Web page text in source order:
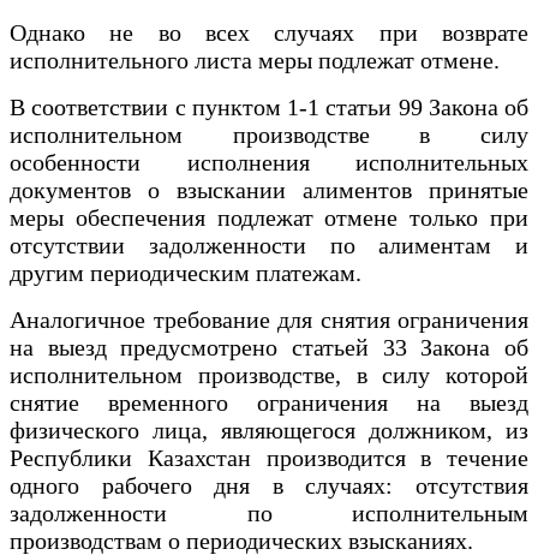
Однако не во всех случаях при возврате
исполнительного листа меры подлежат отмене.
В соответствии с пунктом 1-1 статьи 99 Закона об
исполнительном производстве в силу
особенности исполнения исполнительных
документов о взыскании алиментов принятые
меры обеспечения подлежат отмене только при
отсутствии задолженности по алиментам и
другим периодическим платежам.
Аналогичное требование для снятия ограничения
на выезд предусмотрено статьей 33 Закона об
исполнительном производстве, в силу которой
снятие временного ограничения на выезд
физического лица, являющегося должником, из
Республики Казахстан производится в течение
одного рабочего дня в случаях: отсутствия
задолженности по исполнительным
производствам о периодических взысканиях.